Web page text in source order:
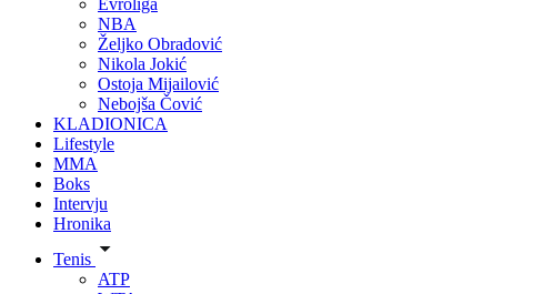
Evroliga
NBA
Željko Obradović
Nikola Jokić
Ostoja Mijailović
Nebojša Čović
KLADIONICA
Lifestyle
MMA
Boks
Intervju
Hronika
Tenis
ATP